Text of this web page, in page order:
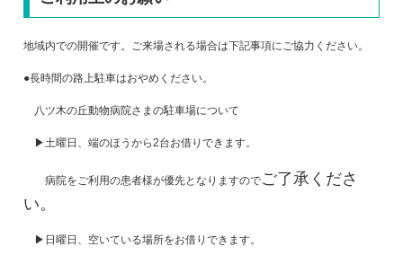
地域内での開催です。ご来場される場合は下記事項にご協力ください。
●長時間の路上駐車はおやめください。
八ツ木の丘動物病院さまの駐車場について
▶土曜日、端のほうから2台お借りできます。
病院をご利用の患者様が優先となりますのでご了承くださ
い。
▶日曜日、空いている場所をお借りできます。